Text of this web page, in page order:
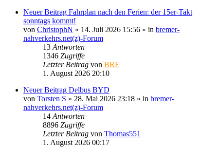
Neuer Beitrag Fahrplan nach den Ferien: der 15er-Takt
sonntags kommt!
von ChristophN » 14. Juli 2026 15:56 » in bremer-
nahverkehrs.net(z)-Forum
13 Antworten
1346 Zugriffe
Letzter Beitrag von BRE
1. August 2026 20:10
Neuer Beitrag Delbus BYD
von Torsten S » 28. Mai 2026 23:18 » in bremer-
nahverkehrs.net(z)-Forum
14 Antworten
8896 Zugriffe
Letzter Beitrag von Thomas551
1. August 2026 00:17